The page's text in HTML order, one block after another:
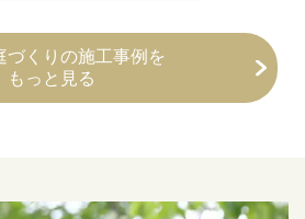
づくりの施工事例を
もっと見る